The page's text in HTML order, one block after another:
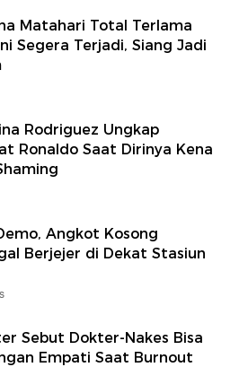
Matahari Total Terlama
Segera Terjadi, Siang Jadi
Rodriguez Ungkap
Ronaldo Saat Dirinya Kena
Angkot Kosong
Berjejer di Dekat Stasiun
Sebut Dokter-Nakes Bisa
Empati Saat Burnout